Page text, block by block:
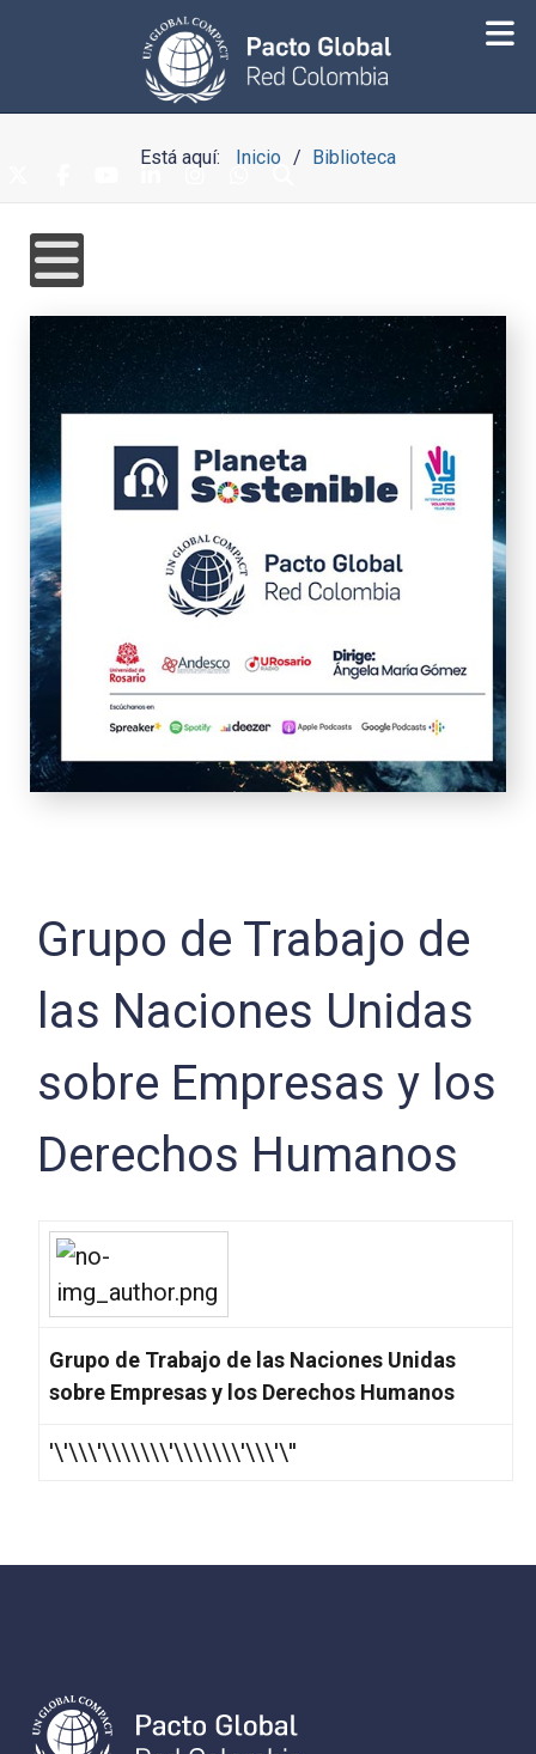
Está aquí: Inicio Biblioteca
Grupo de Trabajo de
las Naciones Unidas
sobre Empresas y los
Derechos Humanos
Grupo de Trabajo de las Naciones Unidas
sobre Empresas y los Derechos Humanos
'\'\\\'\\\\\\\'\\\\\\\'\\\'\''